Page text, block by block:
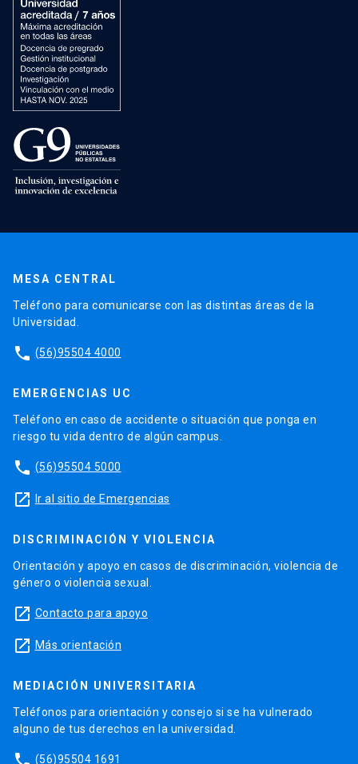
MESA CENTRAL
Teléfono para comunicarse con las distintas áreas de la
Universidad.
phone (56)95504 4000
EMERGENCIAS UC
Teléfono en caso de accidente o situación que ponga en
riesgo tu vida dentro de algún campus.
phone (56)95504 5000
launch Ir al sitio de Emergencias
DISCRIMINACIÓN Y VIOLENCIA
Orientación y apoyo en casos de discriminación, violencia de
género o violencia sexual.
launch Contacto para apoyo
launch Más orientación
MEDIACIÓN UNIVERSITARIA
Teléfonos para orientación y consejo si se ha vulnerado
alguno de tus derechos en la universidad.
(56)95504 1691